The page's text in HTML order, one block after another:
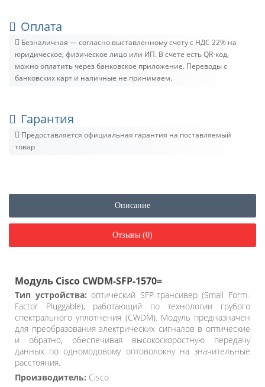
Оплата
Безналичная — согласно выставленному счету c НДС 22% на
юридическое, физическое лицо или ИП. В счете есть QR-код,
можно оплатить через банковское приложение. Переводы с
банковских карт и наличные не принимаем.
Гарантия
Предоставляется официальная гарантия на поставляемый
товар
Описание
Отзывы (0)
Модуль Cisco CWDM-SFP-1570=
Тип устройства: оптический SFP-трансивер (Small Form-
Factor Pluggable), работающий по технологии грубого
спектрального уплотнения (CWDM). Модуль предназначен
для преобразования электрических сигналов в оптические
и обратно, обеспечивая высокоскоростную передачу
данных по одномодовому оптоволокну на значительные
расстояния.
Производитель: Cisco